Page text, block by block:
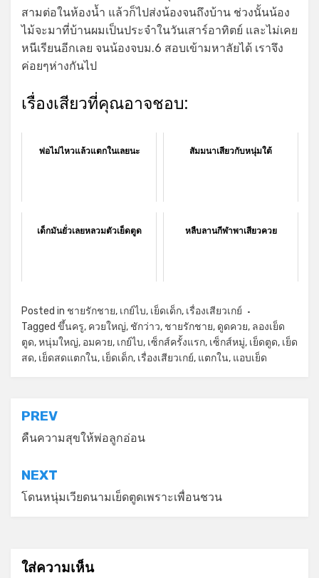
สามต่อในห้องน้ำ แล้วก็ไปส่งน้องจนถึงบ้าน ช่วงนั้นน้อง
ไม้จะมาที่บ้านผมเป็นประจำในวันเสาร์อาทิตย์ และไม่เคย
หนีเรียนอีกเลย จนน้องจบม.6 สอบเข้ามหาลัยได้ เราจึง
ค่อยๆห่างกันไป
เรื่องเสียวที่คุณอาจชอบ:
พ่อไม่ไหวแล้วแตกในเลยนะ สัมมนาเสียวกับหนุ่มใต้
เด็กมันยั่วเลยหลวมตัวเย็ดตูด หลืบลานกีฬาพาเสียวควย
Posted in ชายรักชาย, เกย์ไบ, เย็ดเด็ก, เรื่องเสียวเกย์
Tagged ขึ้นครู, ควยใหญ่, ชักว่าว, ชายรักชาย, ดูดควย, ลองเย็ด
ตูด,หนุ่มใหญ่, อมควย, เกย์ไบ, เซ็กส์ครั้งแรก, เซ็กส์หมู่, เย็ดตูด, เย็ด
สด, เย็ดสดแตกใน, เย็ดเด็ก, เรื่องเสียวเกย์, แตกใน, แอบเย็ด
แนะแนว
เรื่อง
PREV
คืนความสุขให้พ่อลูกอ่อน
NEXT
โดนหนุ่มเวียดนามเย็ดตูดเพราะเพื่อนชวน
ใส่ความเห็น